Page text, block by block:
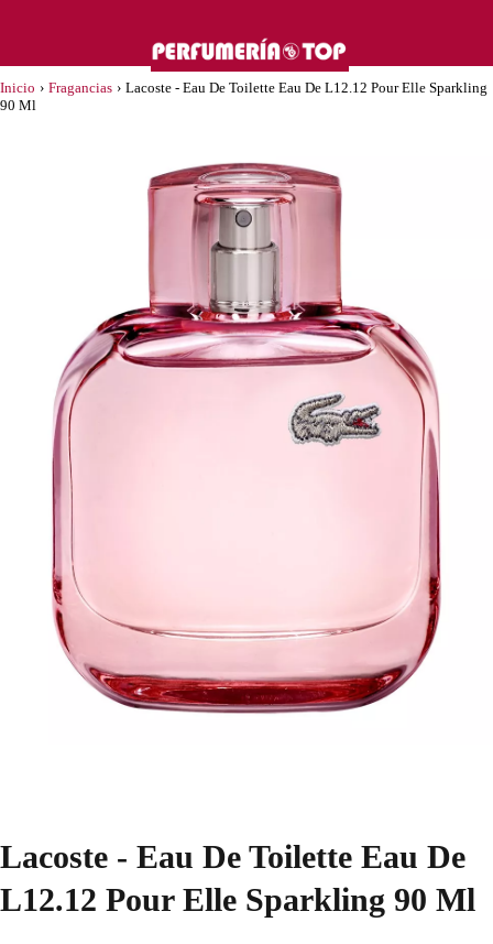
Inicio › Fragancias › Lacoste - Eau De Toilette Eau De L12.12 Pour Elle Sparkling
90 Ml
Lacoste - Eau De Toilette Eau De
L12.12 Pour Elle Sparkling 90 Ml